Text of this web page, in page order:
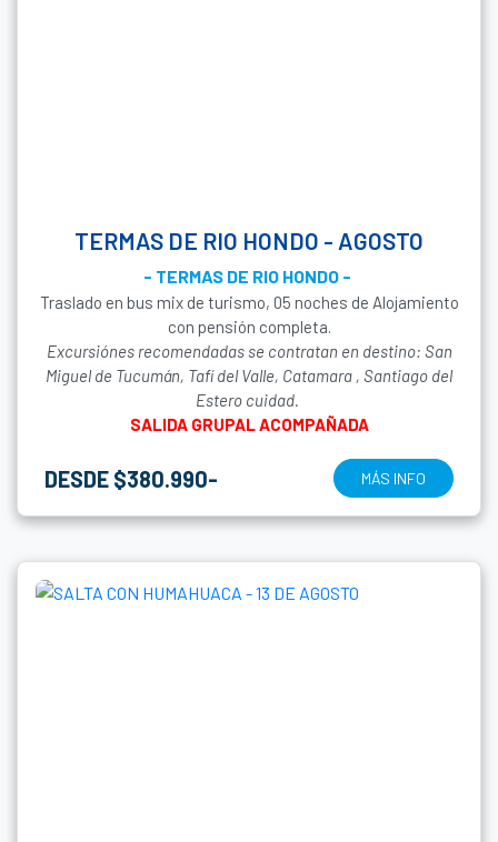
TERMAS DE RIO HONDO - AGOSTO
- TERMAS DE RIO HONDO -
Traslado en bus mix de turismo, 05 noches de Alojamiento
con pensión completa.
Excursiónes recomendadas se contratan en destino: San
Miguel de Tucumán, Tafí del Valle, Catamara , Santiago del
Estero cuidad.
SALIDA GRUPAL ACOMPAÑADA
DESDE $380.990- MÁS INFO